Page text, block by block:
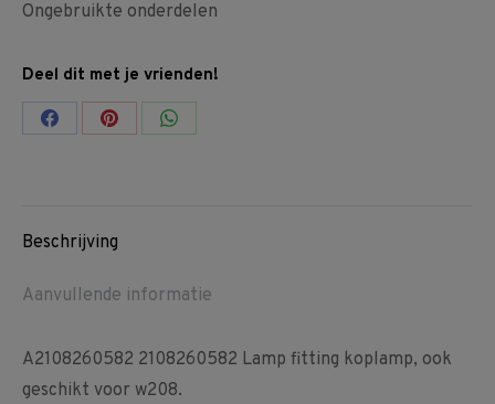
Ongebruikte onderdelen
Deel dit met je vrienden!
Share Share Share
Beschrijving
Aanvullende informatie
A2108260582 2108260582 Lamp fitting koplamp, ook
geschikt voor w208.